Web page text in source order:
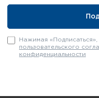
Нажимая
пользовательского
конфиденциальности